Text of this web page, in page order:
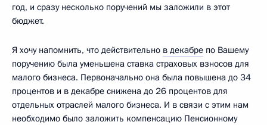
год, и сразу несколько поручений мы заложили в этот
бюджет.
Я хочу напомнить, что действительно в декабре по Вашему
поручению была уменьшена ставка страховых взносов для
малого бизнеса. Первоначально она была повышена до 34
процентов и в декабре снижена до 26 процентов для
отдельных отраслей малого бизнеса. И в связи с этим нам
необходимо было заложить компенсацию Пенсионному